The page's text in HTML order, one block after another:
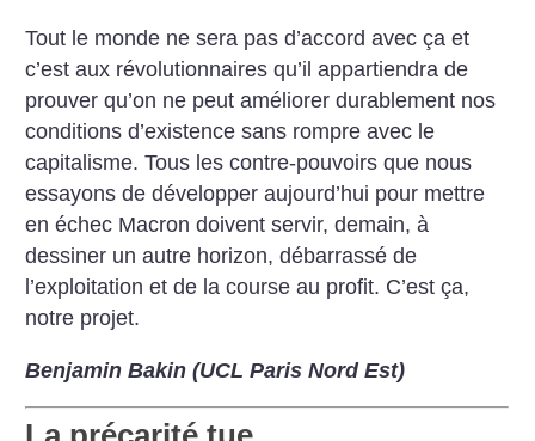
Tout le monde ne sera pas d’accord avec ça et
c’est aux révolutionnaires qu’il appartiendra de
prouver qu’on ne peut améliorer durablement nos
conditions d’existence sans rompre avec le
capitalisme. Tous les contre-pouvoirs que nous
essayons de développer aujourd’hui pour mettre
en échec Macron doivent servir, demain, à
dessiner un autre horizon, débarrassé de
l’exploitation et de la course au profit. C’est ça,
notre projet.
Benjamin Bakin (UCL Paris Nord Est)